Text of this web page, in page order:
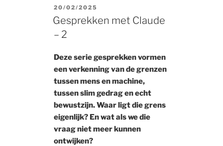
POSTED
ON
20/02/2025
Gesprekken met Claude
– 2
Deze serie gesprekken vormen
een verkenning van de grenzen
tussen mens en machine,
tussen slim gedrag en echt
bewustzijn. Waar ligt die grens
eigenlijk? En wat als we die
vraag niet meer kunnen
ontwijken?